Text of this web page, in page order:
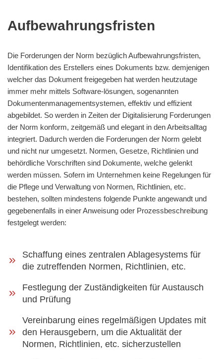
Aufbewahrungsfristen
Die Forderungen der Norm bezüglich Aufbewahrungsfristen,
Identifikation des Erstellers eines Dokuments bzw. demjenigen
welcher das Dokument freigegeben hat werden heutzutage
immer mehr mittels Software-lösungen, sogenannten
Dokumentenmanagementsystemen, effektiv und effizient
abgebildet. So werden in Zeiten der Digitalisierung Forderungen
der Norm konform, zeitgemäß und elegant in den Arbeitsalltag
integriert. Dadurch werden die Forderungen der Norm gelebt
und nicht nur umgesetzt. Normen, Gesetze, Richtlinien und
behördliche Vorschriften sind Dokumente, welche gelenkt
werden müssen. Sofern im Unternehmen keine Regelungen für
die Pflege und Verwaltung von Normen, Richtlinien, etc.
bestehen, sollten mindestens folgende Punkte angewandt und
gegebenenfalls in einer Anweisung oder Prozessbeschreibung
festgelegt werden:
Schaffung eines zentralen Ablagesystems für
die zutreffenden Normen, Richtlinien, etc.
Festlegung der Zuständigkeiten für Austausch
und Prüfung
Vereinbarung eines regelmäßigen Updates mit
den Herausgebern, um die Aktualität der
Normen, Richtlinien, etc. sicherzustellen